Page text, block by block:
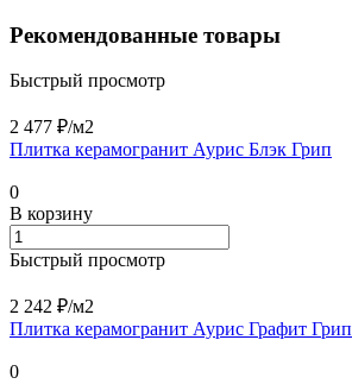
Рекомендованные товары
Быстрый просмотр
2 477 ₽/м2
Плитка керамогранит Аурис Блэк Грип
0
В корзину
Быстрый просмотр
2 242 ₽/м2
Плитка керамогранит Аурис Графит Грип
0